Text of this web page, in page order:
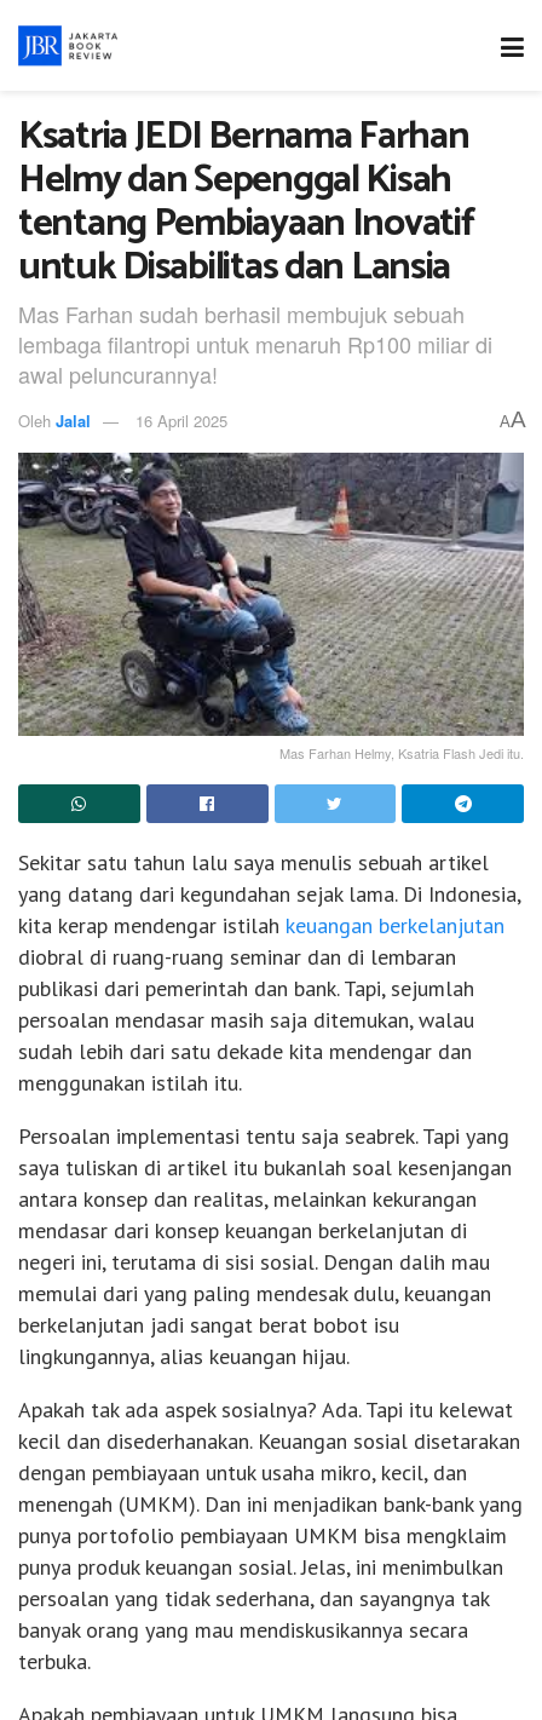
Ksatria JEDI Bernama Farhan
Helmy dan Sepenggal Kisah
tentang Pembiayaan Inovatif
untuk Disabilitas dan Lansia
Mas Farhan sudah berhasil membujuk sebuah
lembaga filantropi untuk menaruh Rp100 miliar di
awal peluncurannya!
Oleh Jalal 16 April 2025 AA
Mas Farhan Helmy, Ksatria Flash Jedi itu.
Sekitar satu tahun lalu saya menulis sebuah artikel
yang datang dari kegundahan sejak lama. Di Indonesia,
kita kerap mendengar istilah keuangan berkelanjutan
diobral di ruang-ruang seminar dan di lembaran
publikasi dari pemerintah dan bank. Tapi, sejumlah
persoalan mendasar masih saja ditemukan, walau
sudah lebih dari satu dekade kita mendengar dan
menggunakan istilah itu.
Persoalan implementasi tentu saja seabrek. Tapi yang
saya tuliskan di artikel itu bukanlah soal kesenjangan
antara konsep dan realitas, melainkan kekurangan
mendasar dari konsep keuangan berkelanjutan di
negeri ini, terutama di sisi sosial. Dengan dalih mau
memulai dari yang paling mendesak dulu, keuangan
berkelanjutan jadi sangat berat bobot isu
lingkungannya, alias keuangan hijau.
Apakah tak ada aspek sosialnya? Ada. Tapi itu kelewat
kecil dan disederhanakan. Keuangan sosial disetarakan
dengan pembiayaan untuk usaha mikro, kecil, dan
menengah (UMKM). Dan ini menjadikan bank-bank yang
punya portofolio pembiayaan UMKM bisa mengklaim
punya produk keuangan sosial. Jelas, ini menimbulkan
persoalan yang tidak sederhana, dan sayangnya tak
banyak orang yang mau mendiskusikannya secara
terbuka.
Apakah pembiayaan untuk UMKM langsung bisa